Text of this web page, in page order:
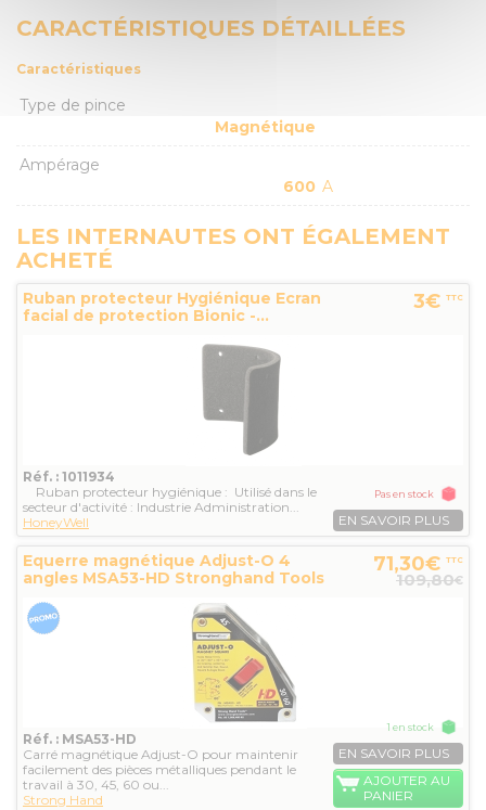
CARACTÉRISTIQUES DÉTAILLÉES
Caractéristiques
Type de pince
Magnétique
Ampérage
600 A
LES INTERNAUTES ONT ÉGALEMENT
ACHETÉ
Ruban protecteur Hygiénique Ecran
facial de protection Bionic -...
3€ TTC
Réf. : 1011934
Ruban protecteur hygiénique : Utilisé dans le
secteur d'activité : Industrie Administration...
HoneyWell
Pas en stock
EN SAVOIR PLUS
Equerre magnétique Adjust-O 4
angles MSA53-HD Stronghand Tools
71,30€ TTC
109,80€
Réf. : MSA53-HD
Carré magnétique Adjust-O pour maintenir
facilement des pièces métalliques pendant le
travail à 30, 45, 60 ou...
Strong Hand
1 en stock
EN SAVOIR PLUS
AJOUTER AU
PANIER